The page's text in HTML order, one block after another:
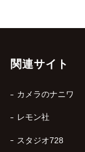
関連サイト
カメラのナニワ
レモン社
スタジオ728